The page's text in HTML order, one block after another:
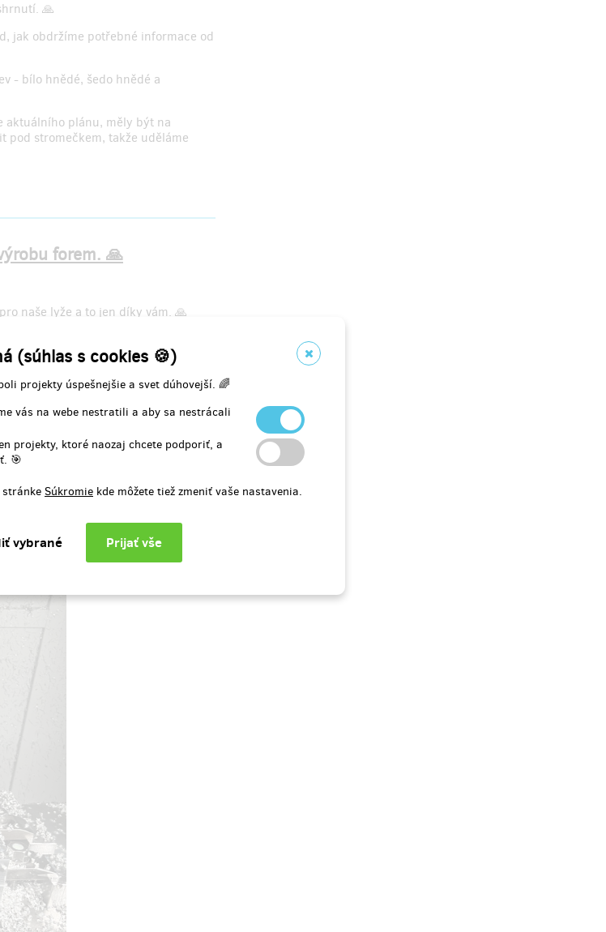
(súhlas s cookies 🍪)
projekty úspešnejšie a svet dúhovejší. 🌈
vás na webe nestratili a aby sa nestrácali
projekty, ktoré naozaj chcete podporiť, a
🎯
stránke Súkromie kde môžete tiež zmeniť vaše nastavenia.
🙏
jak obdržíme potřebné informace od
- bílo hnědé, šedo hnědé a
aktuálního plánu, měly být na
pod stromečkem, takže uděláme
forem. 🙏
naše lyže a to jen díky vám. 🙏
vše dopadlo na 1. ☺️
pod stromeček. 🎄